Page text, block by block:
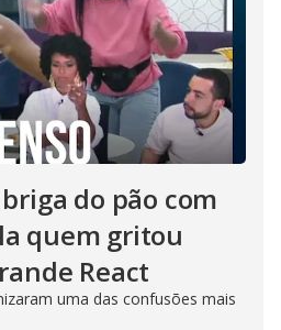
do pão com
quem gritou
React
uma das confusões mais